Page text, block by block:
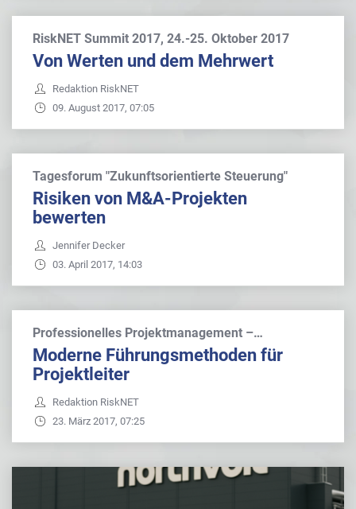
RiskNET Summit 2017, 24.-25. Oktober 2017
Von Werten und dem Mehrwert
Redaktion RiskNET
09. August 2017, 07:05
Tagesforum "Zukunftsorientierte Steuerung"
Risiken von M&A-Projekten
bewerten
Jennifer Decker
03. April 2017, 14:03
Professionelles Projektmanagement –…
Moderne Führungsmethoden für
Projektleiter
Redaktion RiskNET
23. März 2017, 07:25